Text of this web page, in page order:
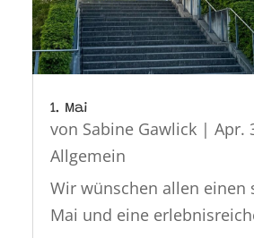
1. Mai
von Sabine Gawlick| Apr.
Allgemein
Wir wünschen allen einen
Mai und eine